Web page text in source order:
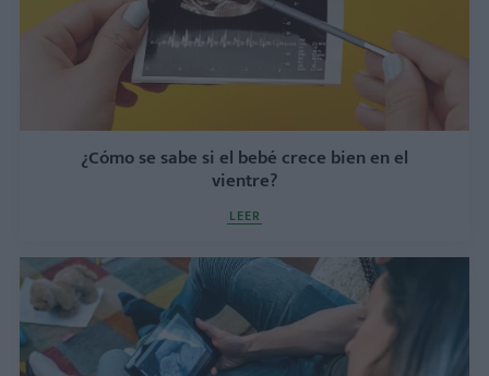
¿Cómo se sabe si el bebé crece bien en el
vientre?
LEER